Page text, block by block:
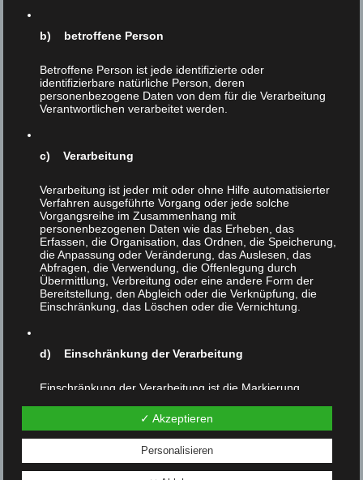
„Automodelle“).
•Die sachlich durch nichts zu rechtfertigende allgemeine
Abwertung von Tieren dadurch, daß wir für Essen,
Trinken, Schwangersein, Gebären, Sterben und den
und treffend von der
Identität in der Sache
verstecken soll.
All dies läuft auf exakt jenen Mechanismus hinaus, der
auch allen Massakern und Kriegen unter Menschen
zugrundeliegt: die Betäubung des Gewissens durch
sprachliche Manipulation. Der physischen Vernichtung
geht immer die sprachliche Abwertung voraus.Daran
sollten die Kritiker der Bezeichnung Mörder für
Fleischesser denken. Der gefährlichen sprachlichen
Manipulation machen sich in Wirklichkeit jene schuldig,
die Fleischessernichtals Mörder bezeichnen!
b) betroffene Person
Betroffene Person ist jede identifizierte oder
identifizierbare natürliche Person, deren
personenbezogene Daten von dem für die Verarbeitung
Verantwortlichen verarbeitet werden.
c) Verarbeitung
Verarbeitung ist jeder mit oder ohne Hilfe automatisierter
Verfahren ausgeführte Vorgang oder jede solche
Vorgangsreihe im Zusammenhang mit
personenbezogenen Daten wie das Erheben, das
Erfassen, die Organisation, das Ordnen, die Speicherung,
die Anpassung oder Veränderung, das Auslesen, das
Abfragen, die Verwendung, die Offenlegung durch
Übermittlung, Verbreitung oder eine andere Form der
Bereitstellung, den Abgleich oder die Verknüpfung, die
Einschränkung, das Löschen oder die Vernichtung.
d) Einschränkung der Verarbeitung
Einschränkung der Verarbeitung ist die Markierung
ihre künftige Verarbeitung einzuschränken.
e) Profiling
✓ Akzeptieren
Personalisieren